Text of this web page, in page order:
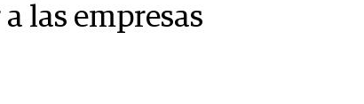
las empresas